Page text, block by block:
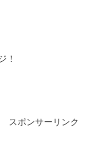
！
スポンサーリンク